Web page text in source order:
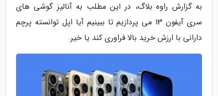
به گزارش راوه بلاگ، در این مطلب به آنالیز گوشی های
سری آیفون 13 می پردازیم تا ببینیم آیا اپل توانسته پرچم
دارانی با ارزش خرید بالا فراوری کند یا خیر.